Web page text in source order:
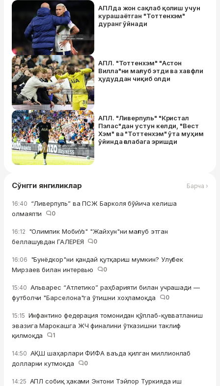
АПЛда жон сақлаб қолиш учун
курашаётган "Тоттенхэм"
дуранг ўйнади
АПЛ. "Тоттенхэм" "Астон
Вилла"ни мағлуб этди ва хавфли
ҳудуддан чиқиб олди
АПЛ. "Ливерпуль" "Кристал
Пэлас"дан устун келди, "Вест
Хэм" ва "Тоттенхэм" ўта муҳим
ўйинда ғалабага эришди
Сўнгги янгиликлар Барча ›
16:40 “Ливерпуль” ва ПСЖ Барколя бўйича келиша
олмаяпти
0
16:12 "Олимпик МобиУз" "Жайхун"ни мағлуб этган
беллашувдан ГАЛЕРЕЯ
0
16:06 "Бунёдкор"ни қандай қутқариш мумкин? Улуғбек
Мирзаев билан интервью
0
15:40 Альварес “Атлетико” раҳбарияти билан учрашади —
футболчи "Барселона"га ўтишни хоҳламоқда
0
15:15 Инфантино федерация томонидан қўллаб-қувватланиш
эвазига Марокашга ЖЧ финалини ўтказишни таклиф
қилмоқда
1
14:50 АҚШ шаҳарлари ФИФА ваъда қилган миллионлаб
долларни кутмоқда
0
14:25 АПЛ собиқ ҳаками Энтони Тэйлор Туркияда иш